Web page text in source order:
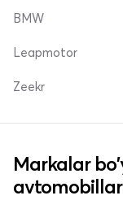
BMW
Leapmotor
Zeekr
Markalar
avtomobillar